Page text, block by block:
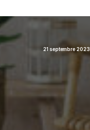
21 septembre 2023